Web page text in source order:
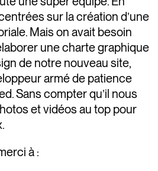
sur la création d’une
Mais on avait besoin
une charte graphique
de notre nouveau site,
armé de patience
Sans compter qu’il nous
et vidéos au top pour
à :